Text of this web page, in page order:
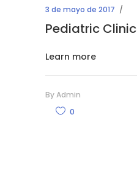
3 de mayo de 2017
Pediatric Clinic
Learn more
ByAdmin
0